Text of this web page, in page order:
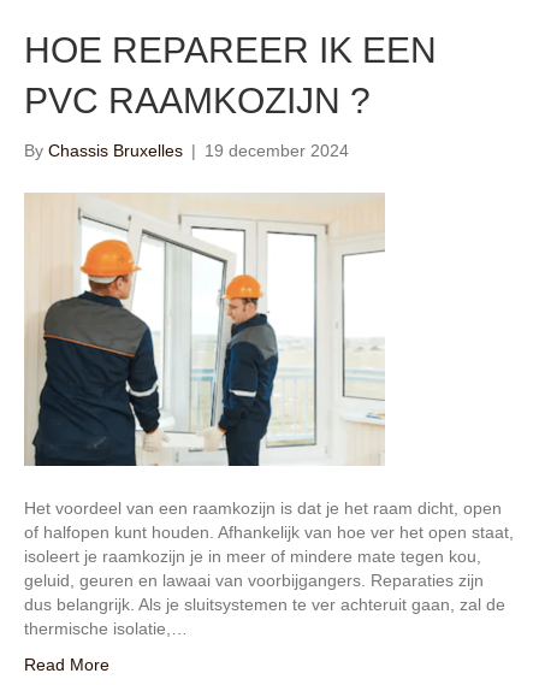
HOE REPAREER IK EEN
PVC RAAMKOZIJN ?
By Chassis Bruxelles | 19 december 2024
Het voordeel van een raamkozijn is dat je het raam dicht, open
of halfopen kunt houden. Afhankelijk van hoe ver het open staat,
isoleert je raamkozijn je in meer of mindere mate tegen kou,
geluid, geuren en lawaai van voorbijgangers. Reparaties zijn
dus belangrijk. Als je sluitsystemen te ver achteruit gaan, zal de
thermische isolatie,…
Read More